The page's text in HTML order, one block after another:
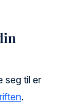
seg til er
.